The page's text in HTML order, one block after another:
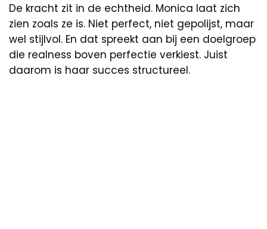
De kracht zit in de echtheid. Monica laat zich
zien zoals ze is. Niet perfect, niet gepolijst, maar
wel stijlvol. En dat spreekt aan bij een doelgroep
die realness boven perfectie verkiest. Juist
daarom is haar succes structureel.